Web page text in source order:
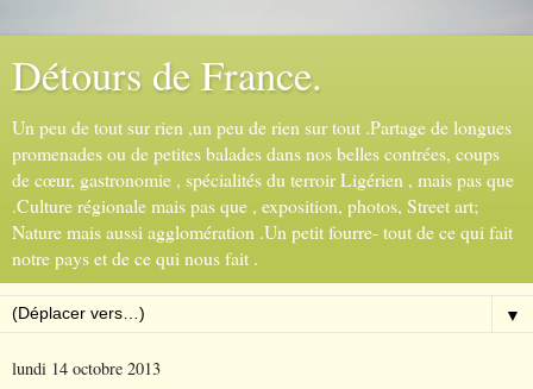
Détours de France.
Un peu de tout sur rien ,un peu de rien sur tout .Partage de longues
promenades ou de petites balades dans nos belles contrées, coups
de cœur, gastronomie , spécialités du terroir Ligérien , mais pas que
.Culture régionale mais pas que , exposition, photos, Street art;
Nature mais aussi agglomération .Un petit fourre- tout de ce qui fait
notre pays et de ce qui nous fait .
▼
lundi 14 octobre 2013